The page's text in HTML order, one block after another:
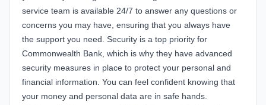
service team is available 24/7 to answer any questions or
concerns you may have, ensuring that you always have
the support you need. Security is a top priority for
Commonwealth Bank, which is why they have advanced
security measures in place to protect your personal and
financial information. You can feel confident knowing that
your money and personal data are in safe hands.